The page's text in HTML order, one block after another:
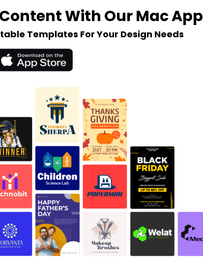
With Our Mac App
Templates For Your Design Needs